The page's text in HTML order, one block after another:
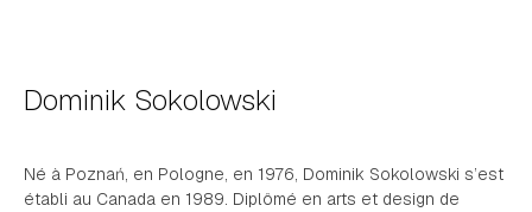
Dominik Sokolowski
Né à Poznań, en Pologne, en 1976, Dominik Sokolowski s’est
établi au Canada en 1989. Diplômé en arts et design de